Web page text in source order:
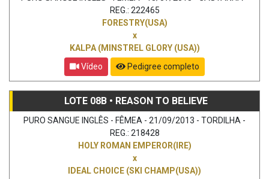
REG.: 222465
FORESTRY(USA)
x
KALPA (MINSTREL GLORY (USA))
Vídeo
Pedigree completo
LOTE 08B • REASON TO BELIEVE
PURO SANGUE INGLÊS - FÊMEA - 21/09/2013 - TORDILHA -
REG.: 218428
HOLY ROMAN EMPEROR(IRE)
x
IDEAL CHOICE (SKI CHAMP(USA))